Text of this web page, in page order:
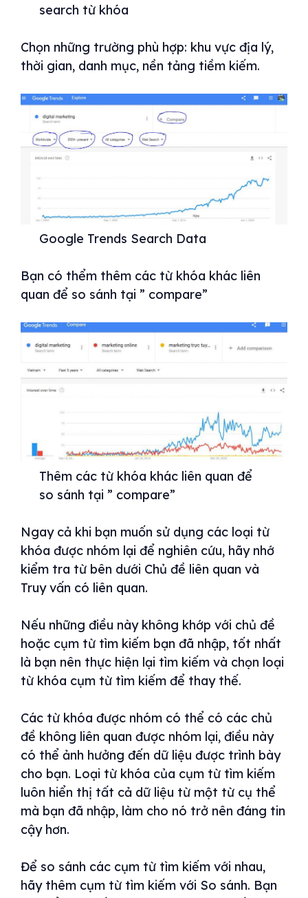
search từ khóa
Chọn những trường phù hợp: khu vực địa lý,
thời gian, danh mục, nền tảng tiềm kiếm.
Google Trends Search Data
Bạn có thểm thêm các từ khóa khác liên
quan để so sánh tại ” compare”
Thêm các từ khóa khác liên quan để
so sánh tại ” compare”
Ngay cả khi bạn muốn sử dụng các loại từ
khóa được nhóm lại để nghiên cứu, hãy nhớ
kiểm tra từ bên dưới Chủ đề liên quan và
Truy vấn có liên quan.
Nếu những điều này không khớp với chủ đề
hoặc cụm từ tìm kiếm bạn đã nhập, tốt nhất
là bạn nên thực hiện lại tìm kiếm và chọn loại
từ khóa cụm từ tìm kiếm để thay thế.
Các từ khóa được nhóm có thể có các chủ
đề không liên quan được nhóm lại, điều này
có thể ảnh hưởng đến dữ liệu được trình bày
cho bạn. Loại từ khóa của cụm từ tìm kiếm
luôn hiển thị tất cả dữ liệu từ một từ cụ thể
mà bạn đã nhập, làm cho nó trở nên đáng tin
cậy hơn.
Để so sánh các cụm từ tìm kiếm với nhau,
hãy thêm cụm từ tìm kiếm với So sánh. Bạn